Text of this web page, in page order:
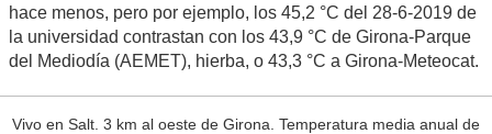
hace menos, pero por ejemplo, los 45,2 °C del 28-6-2019 de
la universidad contrastan con los 43,9 °C de Girona-Parque
del Mediodía (AEMET), hierba, o 43,3 °C a Girona-Meteocat.
Vivo en Salt. 3 km al oeste de Girona. Temperatura media anual de